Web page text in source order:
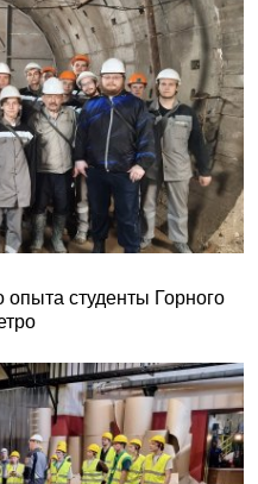
опыта студенты Горного